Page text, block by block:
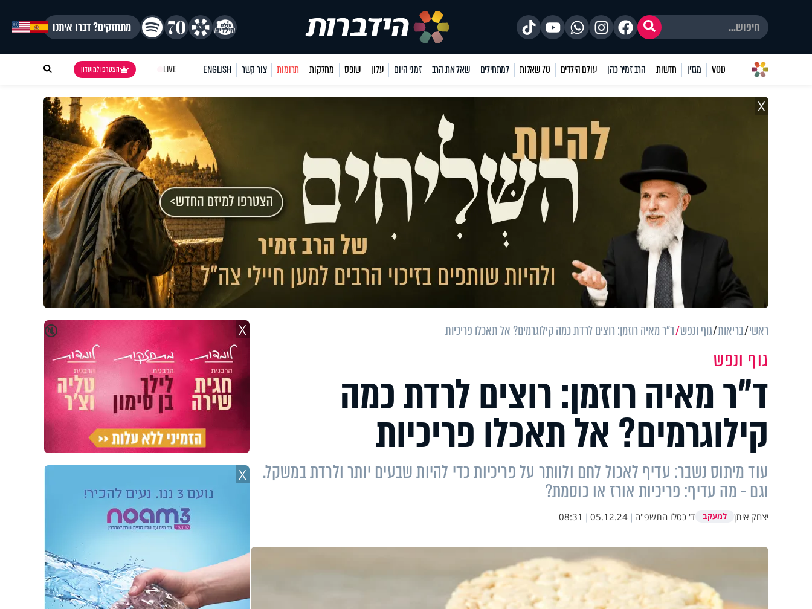
מתחזקים? דברו איתנו
VOD מגזין חדשות הרב זמיר כהן עולם הילדים 70 שאלות למתחילים שאל את הרב זמני היום עלון שופס מחלקות תרומות צור קשר ENGLISH
LIVE הצטרפו למועדון
X
ראשי בריאות גוף ונפש ד"ר מאיה רוזמן: רוצים לרדת כמה קילוגרמים? אל תאכלו פריכיות
גוף ונפש
ד"ר מאיה רוזמן: רוצים לרדת כמה
קילוגרמים? אל תאכלו פריכיות
עוד מיתוס נשבר: עדיף לאכול לחם ולוותר על פריכיות כדי להיות שבעים יותר ולרדת במשקל.
וגם - מה עדיף: פריכיות אורז או כוסמת?
יצחק איתן למעקב ד' כסלו התשפ"ה |
05.12.24
|
08:31
🔇 X
X